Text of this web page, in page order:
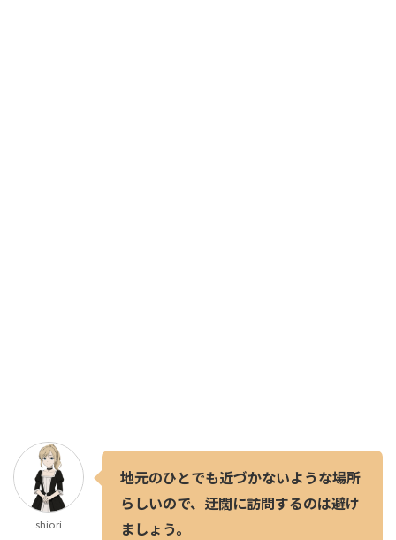
shiori
地元のひとでも近づかないような場所
らしいので、迂闊に訪問するのは避け
ましょう。